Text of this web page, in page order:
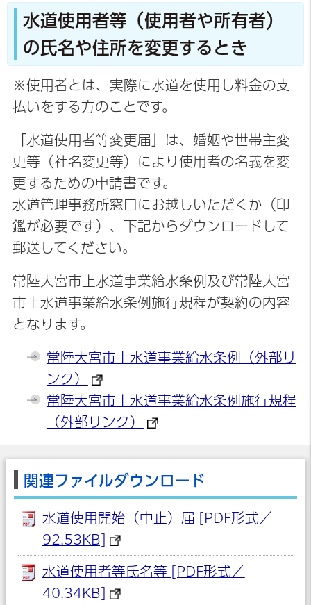
水道使用者等（使用者や所有者）
の氏名や住所を変更するとき
※使用者とは、実際に水道を使用し料金の支
払いをする方のことです。
「水道使用者等変更届」は、婚姻や世帯主変
更等（社名変更等）により使用者の名義を変
更するための申請書です。
水道管理事務所窓口にお越しいただくか（印
鑑が必要です）、下記からダウンロードして
郵送してください。
常陸大宮市上水道事業給水条例及び常陸大宮
市上水道事業給水条例施行規程が契約の内容
となります。
常陸大宮市上水道事業給水条例（外部リ
ンク）
常陸大宮市上水道事業給水条例施行規程
（外部リンク）
関連ファイルダウンロード
水道使用開始（中止）届 [PDF形式／
92.53KB]
水道使用者等氏名等 [PDF形式／
40.34KB]